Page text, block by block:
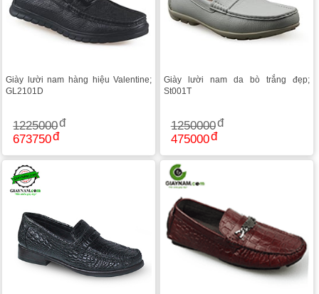
Giày lười nam hàng hiệu Valentine;
GL2101D
1225000
673750
Giày lười nam da bò trắng đẹp;
St001T
1250000
475000